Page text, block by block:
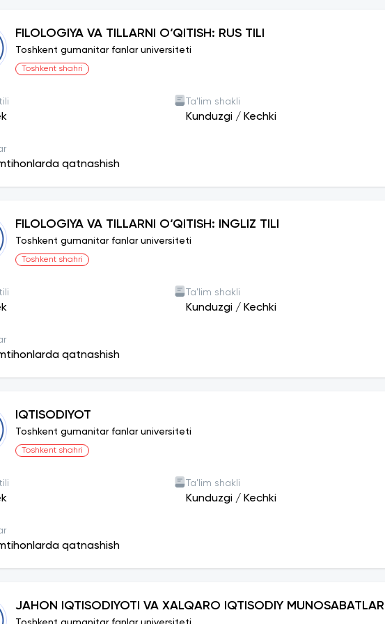
FILOLOGIYA VA TILLARNI O‘QITISH: RUS TILI
Toshkent gumanitar fanlar universiteti
Toshkent shahri
Ta'lim shakli
Kunduzgi / Kechki
qatnashish
FILOLOGIYA VA TILLARNI O‘QITISH: INGLIZ TILI
Toshkent gumanitar fanlar universiteti
Toshkent shahri
Ta'lim shakli
Kunduzgi / Kechki
qatnashish
IQTISODIYOT
Toshkent gumanitar fanlar universiteti
Toshkent shahri
Ta'lim shakli
Kunduzgi / Kechki
qatnashish
JAHON IQTISODIYOTI VA XALQARO IQTISODIY MUNOSABATLAR